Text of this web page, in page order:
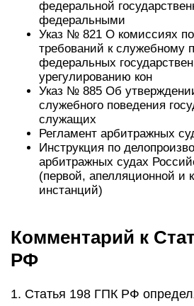
федеральной
федеральными
Указ № 821 О комиссиях
требований к служебному
федеральных
урегулированию кон
Указ № 885 Об
служебного поведения
служащих
Регламент арбитражных
Инструкция по
арбитражных судах
(первой, апелляционной и
инстанций)
Комментарий к
РФ
1. Статья 198 ГПК РФ